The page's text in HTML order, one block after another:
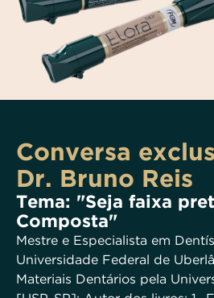
Conversa
Dr. Bruno Reis
Tema: "Seja faixa
Composta"
Mestre e Especialista em
Universidade Federal de
Materiais Dentários pela